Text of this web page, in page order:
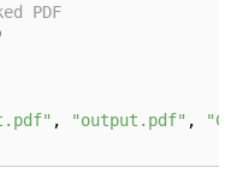
PDF
, "output.pdf" ,